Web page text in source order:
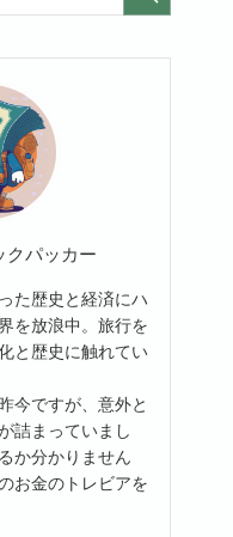
クパッカー
た歴史と経済にハ
を放浪中。旅行を
と歴史に触れてい
今ですが、意外と
詰まっていまし
か分かりません
お金のトレビアを